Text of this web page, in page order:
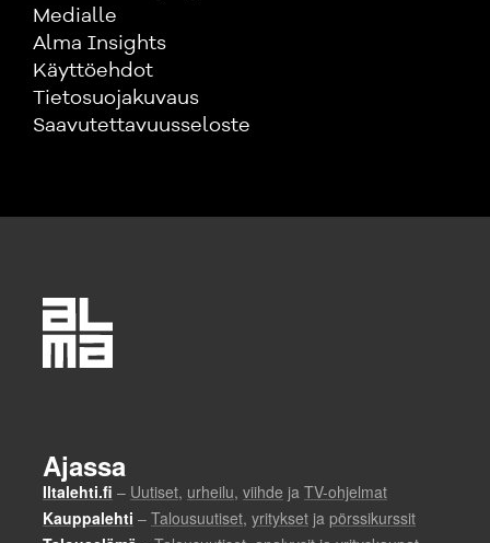
Medialle
Alma Insights
Käyttöehdot
Tietosuojakuvaus
Saavutettavuusseloste